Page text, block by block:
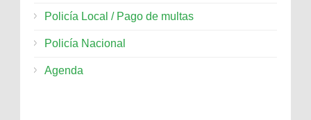
Policía Local / Pago de multas
Policía Nacional
Agenda